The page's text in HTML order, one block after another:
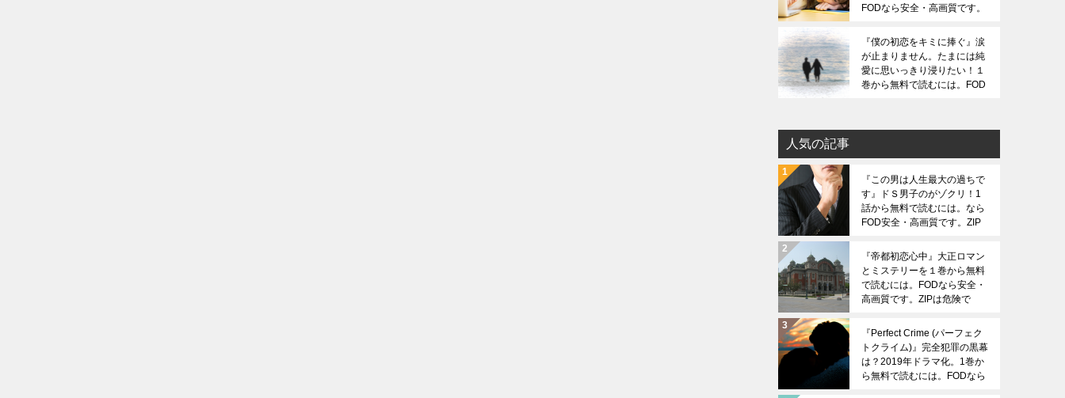
FODなら安全・高画質です。
『僕の初恋をキミに捧ぐ』涙
が止まりません。たまには純
愛に思いっきり浸りたい！１
巻から無料で読むには。FOD
人気の記事
『この男は人生最大の過ちで
す』ドＳ男子のがゾクリ！1
話から無料で読むには。なら
FOD安全・高画質です。ZIP
『帝都初恋心中』大正ロマン
とミステリーを１巻から無料
で読むには。FODなら安全・
高画質です。ZIPは危険で
『Perfect Crime (パーフェク
トクライム)』完全犯罪の黒幕
は？2019年ドラマ化。1巻か
ら無料で読むには。FODなら